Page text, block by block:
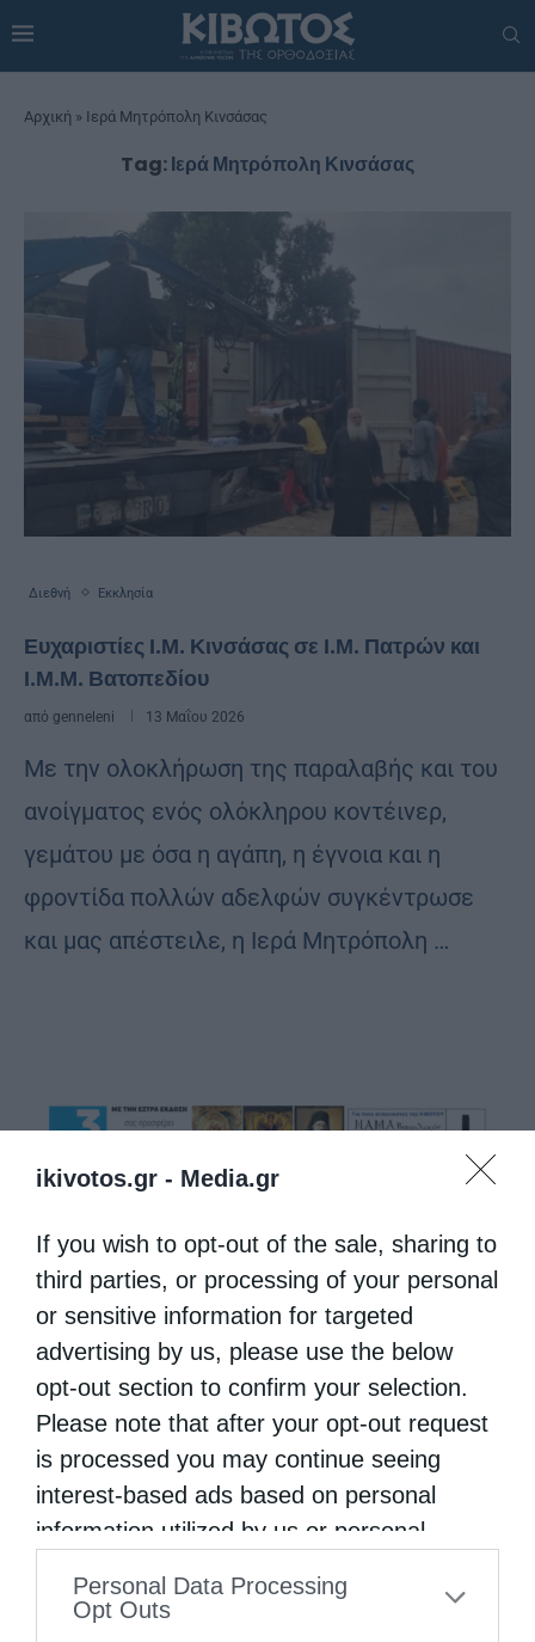
ikivotos.gr - Media.gr
If you wish to opt-out of the sale, sharing to
third parties, or processing of your personal
or sensitive information for targeted
advertising by us, please use the below
opt-out section to confirm your selection.
Please note that after your opt-out request
is processed you may continue seeing
interest-based ads based on personal
information utilized by us or personal
to your opt-out. You may separately opt-out
Personal Data Processing
Opt Outs
Αρχική » Ιερά Μητρόπολη Κινσάσας
Tag:Ιερά Μητρόπολη Κινσάσας
Διεθνή Εκκλησία
Ευχαριστίες Ι.Μ. Κινσάσας σε Ι.Μ. Πατρών και
Ι.Μ.Μ. Βατοπεδίου
από genneleni 13 Μαΐου 2026
Με την ολοκλήρωση της παραλαβής και του
ανοίγματος ενός ολόκληρου κοντέινερ,
γεμάτου με όσα η αγάπη, η έγνοια και η
φροντίδα πολλών αδελφών συγκέντρωσε
και μας απέστειλε, η Ιερά Μητρόπολη …